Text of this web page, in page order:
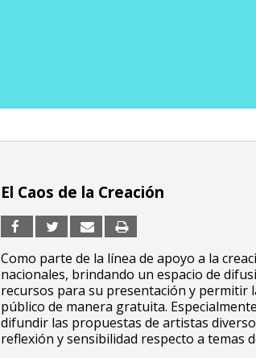
El Caos de la Creación
Como parte de la línea de apoyo a la
nacionales, brindando un espacio de
recursos para su presentación y permitir
público de manera gratuita.
difundir las propuestas de artistas
reflexión y sensibilidad respecto a temas